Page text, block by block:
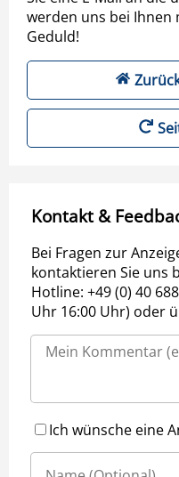
werden uns bei Ihnen
Geduld!
Kontakt &
Bei Fragen zur
kontaktieren Sie uns
Hotline: +49 (0) 40
Uhr 16:00 Uhr) oder
Ich wünsche eine